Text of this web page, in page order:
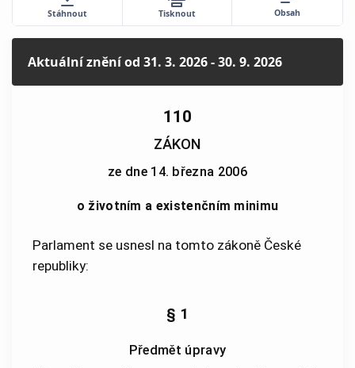
Stáhnout Tisknout Obsah
Aktuální zněníod 31. 3. 2026 - 30. 9. 2026
110
ZÁKON
ze dne 14. března 2006
o životním a existenčním minimu
Parlament se usnesl na tomto zákoně České
republiky:
§ 1
Předmět úpravy